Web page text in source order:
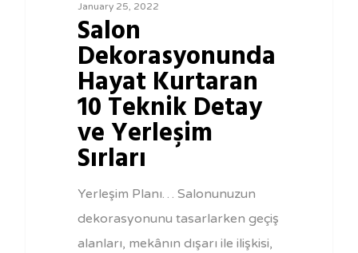
January 25, 2022
Salon
Dekorasyonunda
Hayat Kurtaran
10 Teknik Detay
ve Yerleşim
Sırları
Yerleşim Planı… Salonunuzun
dekorasyonunu tasarlarken geçiş
alanları, mekânın dışarı ile ilişkisi,